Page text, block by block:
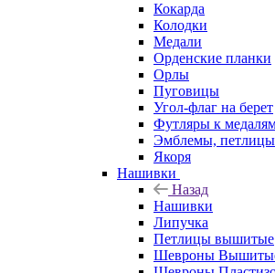
Кокарда
Колодки
Медали
Орденские планки
Орлы
Пуговицы
Угол-флаг на берет
Футляры к
Эмблемы, петлицы
Якоря
Нашивки
Назад
Нашивки
Липучка
Петлицы вышитые
Шевроны